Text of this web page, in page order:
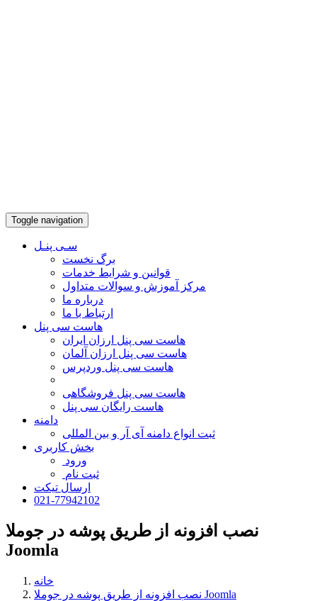
Toggle navigation
سـی پنـل
برگ نخست
قوانین و شرایط خدمات
مرکز آموزش و سوالات متداول
درباره ما
ارتباط با ما
هاست سی پنل
هاست سی پنل ارزان ایران
هاست سی پنل ارزان آلمان
هاست سی پنل وردپرس
هاست سی پنل فروشگاهی
هاست رایگان سی پنل
دامنه
ثبت انواع دامنه آی آر و بین المللی
بخش کاربری
ورود
ثبت نام
ارسال تیکت
021-77942102
نصب افزونه از طریق پوشه در جوملا
Joomla
خانه
نصب افزونه از طریق پوشه در جوملا Joomla